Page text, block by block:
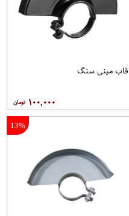
قاب مینی سنگ
۱۰۰,۰۰۰
13%